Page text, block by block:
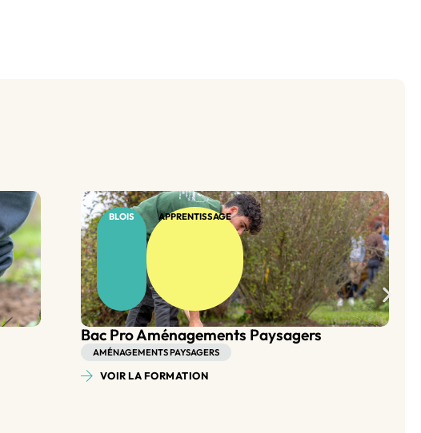
BLOIS APPRENTISSAGE
BP Aménagement Paysager
AMÉNAGEMENTS PAYSAGERS
VOIR LA FORMATION